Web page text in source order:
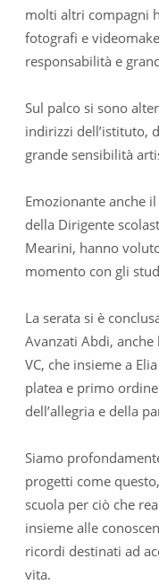
molti altri compagni
fotografi e
responsabilità e
Sul palco si sono
indirizzi dell’istituto,
grande sensibilità
Emozionante anche
della Dirigente
Mearini, hanno
momento con gli
La serata si è
Avanzati Abdi,
VC, che insieme a
platea e primo
dell’allegria e della
Siamo
progetti come
scuola per ciò che
insieme alle
ricordi destinati ad
vita.